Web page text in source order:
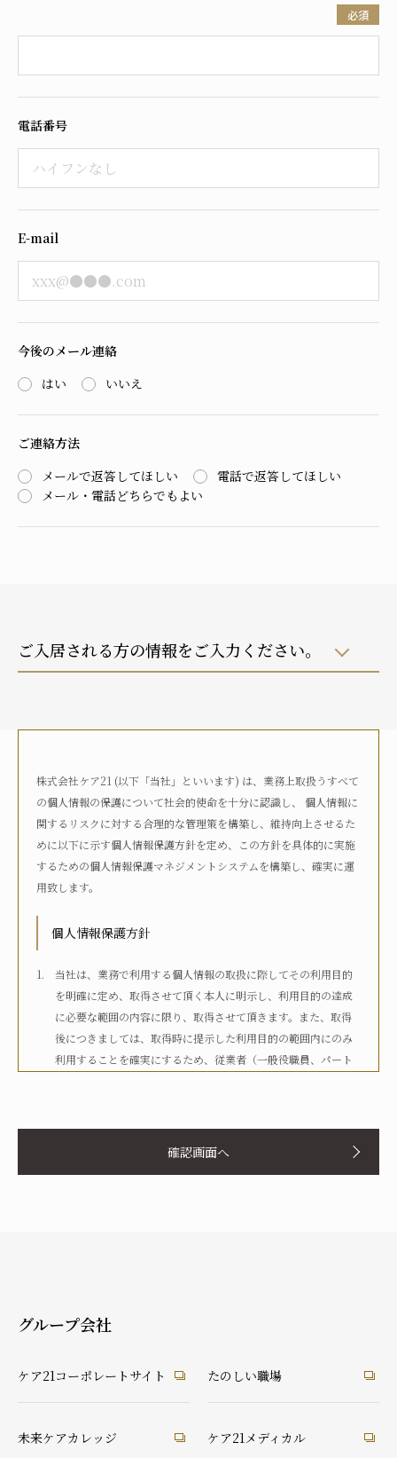
必須
電話番号
E-mail
今後のメール連絡
はい
いいえ
ご連絡方法
メールで返答してほしい
電話で返答してほしい
メール・電話どちらでもよい
ご入居される方の情報をご入力ください。
自宅におり、介護サービスは利用していない
いる
何らかの高齢者向け施設に入居している
病院に入院している
その他
介護度
自立
要支援1
要介護2
要介護3
介護認定
認定済み
申請中 区分変更中 不明
実の父
実の母 義理の父
知人・友人
ケアマネ・介護・医療関係者
株式会社ケア21 (以下「当社」といいます) は、業務上取扱うすべて
の個人情報の保護について社会的使命を十分に認識し、 個人情報に
関するリスクに対する合理的な管理策を構築し、維持向上させるた
めに以下に示す個人情報保護方針を定め、この方針を具体的に実施
するための個人情報保護マネジメントシステムを構築し、確実に運
用致します。
個人情報保護方針
当社は、業務で利用する個人情報の取扱に際してその利用目的
を明確に定め、取得させて頂く本人に明示し、利用目的の達成
に必要な範囲の内容に限り、取得させて頂きます。また、取得
後につきましては、取得時に提示した利用目的の範囲内にのみ
利用することを確実にするため、従業者（一般役職員、パート
当社は、個人情報の取扱いに関して、法令、国が定める指針そ
の他の規範等を遵守した取得やその利用に努めてまいります。
消去等の権利を有していることを認識し、本人からのこれらの
要求に対しては、遅滞なく対応してまいります。
き、本人に同意なく個人情報を第三者に提供することはありま
せん。
当社は、個人情報の取扱いに関して、顧客等からの相談や苦情
確認画面へ
グループ会社
ケア21コーポレートサイト たのしい職場
未来ケアカレッジ ケア21メディカル